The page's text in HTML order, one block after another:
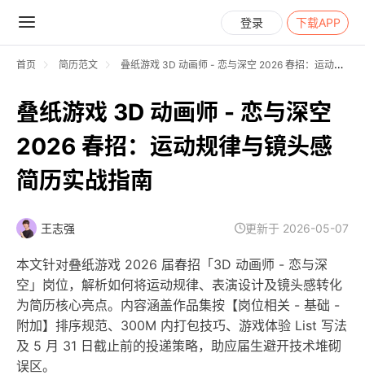
登录 下载APP
首页 简历范文 叠纸游戏 3D 动画师 - 恋与深空 2026 春招：运动规律与镜头感简历实战指南
叠纸游戏 3D 动画师 - 恋与深空
2026 春招：运动规律与镜头感
简历实战指南
王志强 更新于 2026-05-07
本文针对叠纸游戏 2026 届春招「3D 动画师 - 恋与深
空」岗位，解析如何将运动规律、表演设计及镜头感转化
为简历核心亮点。内容涵盖作品集按【岗位相关 - 基础 -
附加】排序规范、300M 内打包技巧、游戏体验 List 写法
及 5 月 31 日截止前的投递策略，助应届生避开技术堆砌
误区。